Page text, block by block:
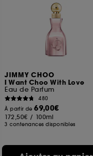
JIMMY CHOO
I Want Choo With Love
Eau de Parfum
480
À partir de69,00€
172,50€ / 100ml
3 contenances disponibles